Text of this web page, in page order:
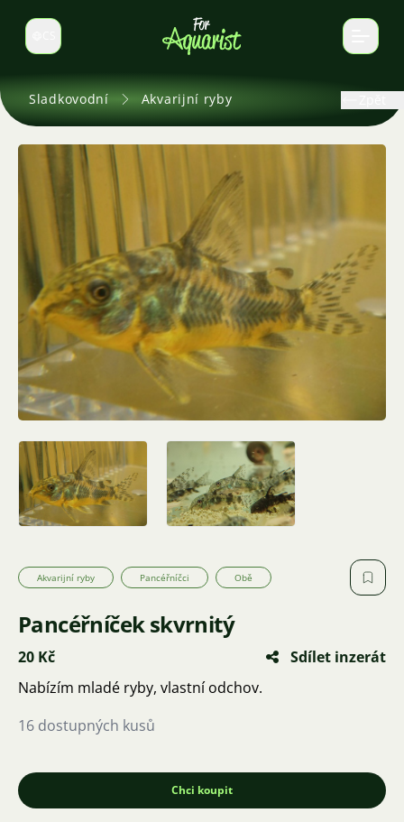
Select language
Sladkovodní Akvarijní ryby
Akvarijní ryby Pancéřníčci Obě
Pancéřníček skvrnitý
20 Kč
Sdílet inzerát
Nabízím mladé ryby, vlastní odchov.
16 dostupných kusů
Chci koupit